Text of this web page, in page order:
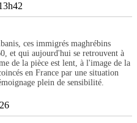
ces immigrés maghrébins
et qui aujourd'hui se retrouvent à
de la pièce est lent, à l'image de la
en France par une situation
plein de sensibilité.